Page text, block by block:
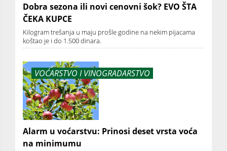
Dobra sezona ili novi cenovni šok? EVO ŠTA
ČEKA KUPCE
Kilogram trešanja u maju prošle godine na nekim pijacama
koštao je i do 1.500 dinara.
VOĆARSTVO I VINOGRADARSTVO
Alarm u voćarstvu: Prinosi deset vrsta voća
na minimumu